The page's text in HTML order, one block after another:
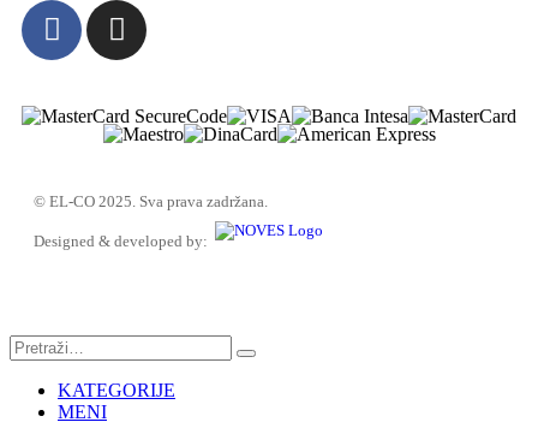
© EL-CO 2025. Sva prava zadržana.
Designed & developed by:
KATEGORIJE
MENI